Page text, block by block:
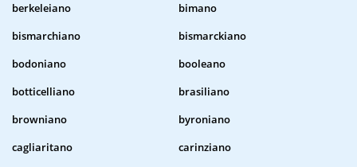
berkeleiano
bimano
bismarchiano
bismarckiano
bodoniano
booleano
botticelliano
brasiliano
browniano
byroniano
cagliaritano
carinziano